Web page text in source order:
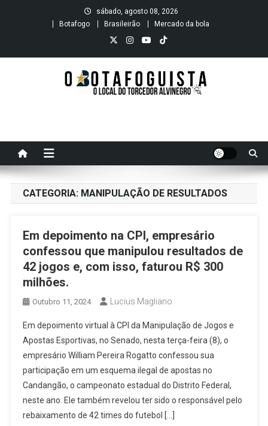
sábado, agosto 08, 2026
Botafogo
Brasileirão Mercado da bola
CATEGORIA: MANIPULAÇÃO DE RESULTADOS
Em depoimento na CPI, empresário
confessou que manipulou resultados de
42 jogos e, com isso, faturou R$ 300
milhões.
Outubro 11, 2024 Lucius Magliano
Em depoimento virtual à CPI da Manipulação de Jogos e
Apostas Esportivas, no Senado, nesta terça-feira (8), o
empresário William Pereira Rogatto confessou sua
participação em um esquema ilegal de apostas no
Candangão, o campeonato estadual do Distrito Federal,
neste ano. Ele também revelou ter sido o responsável pelo
rebaixamento de 42 times do futebol […]